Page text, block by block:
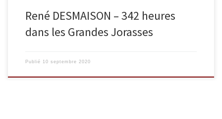
René DESMAISON – 342 heures
dans les Grandes Jorasses
Publié 10 septembre 2020